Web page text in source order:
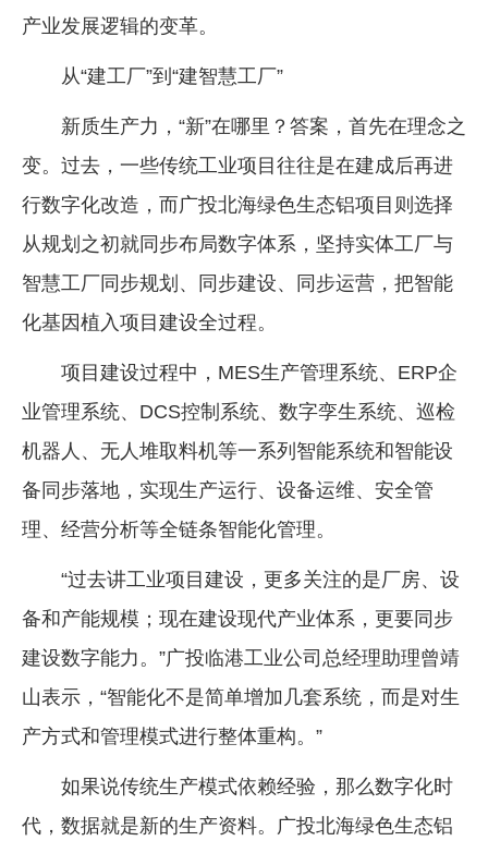
产业发展逻辑的变革。
从“建工厂”到“建智慧工厂”
新质生产力，“新”在哪里？答案，首先在理念之
变。过去，一些传统工业项目往往是在建成后再进
行数字化改造，而广投北海绿色生态铝项目则选择
从规划之初就同步布局数字体系，坚持实体工厂与
智慧工厂同步规划、同步建设、同步运营，把智能
化基因植入项目建设全过程。
项目建设过程中，MES生产管理系统、ERP企
业管理系统、DCS控制系统、数字孪生系统、巡检
机器人、无人堆取料机等一系列智能系统和智能设
备同步落地，实现生产运行、设备运维、安全管
理、经营分析等全链条智能化管理。
“过去讲工业项目建设，更多关注的是厂房、设
备和产能规模；现在建设现代产业体系，更要同步
建设数字能力。”广投临港工业公司总经理助理曾靖
山表示，“智能化不是简单增加几套系统，而是对生
产方式和管理模式进行整体重构。”
如果说传统生产模式依赖经验，那么数字化时
代，数据就是新的生产资料。广投北海绿色生态铝